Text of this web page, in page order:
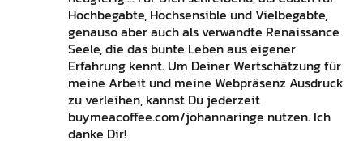
Hochbegabte, Hochsensible und Vielbegabte,
genauso aber auch als verwandte Renaissance
Seele, die das bunte Leben aus eigener
Erfahrung kennt. Um Deiner Wertschätzung für
meine Arbeit und meine Webpräsenz Ausdruck
zu verleihen, kannst Du jederzeit
buymeacoffee.com/johannaringe nutzen. Ich
danke Dir!